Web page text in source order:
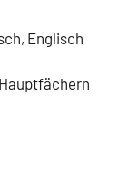
Englisch